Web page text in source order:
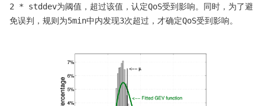
2 * stddev为阈值，超过该值，认定QoS受到影响。同时，为了避
免误判，规则为5min中内发现3次超过，才确定QoS受到影响。